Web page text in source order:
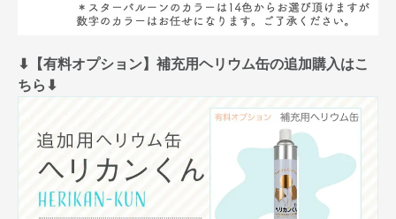
⬇︎【有料オプション】補充用ヘリウム缶の追加購入はこ
ちら⬇︎